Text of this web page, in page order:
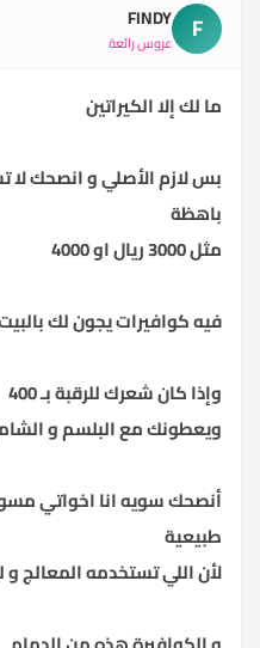
F
FINDY
عروس رائعة
ما لك إلا الكيراتين
بس لازم الأصلي و انصحك لا
باهظة
مثل 3000 ريال او 4000
فيه كوافيرات يجون لك بالبيت و
وإذا كان شعرك للرقبة بـ 400
ويعطونك مع البلسم و
أنصحك سويه انا اخواتي
طبيعية
لأن اللي تستخدمه المعالج